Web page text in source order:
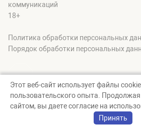
коммуникаций
18+
Политика обработки персональных
Порядок обработки персональных
© zavolgskiestepi, 2026
Создание сайта — nopreset
Этот веб-сайт использует файлы
пользовательского опыта.
сайтом, вы даете согласие на
Принять